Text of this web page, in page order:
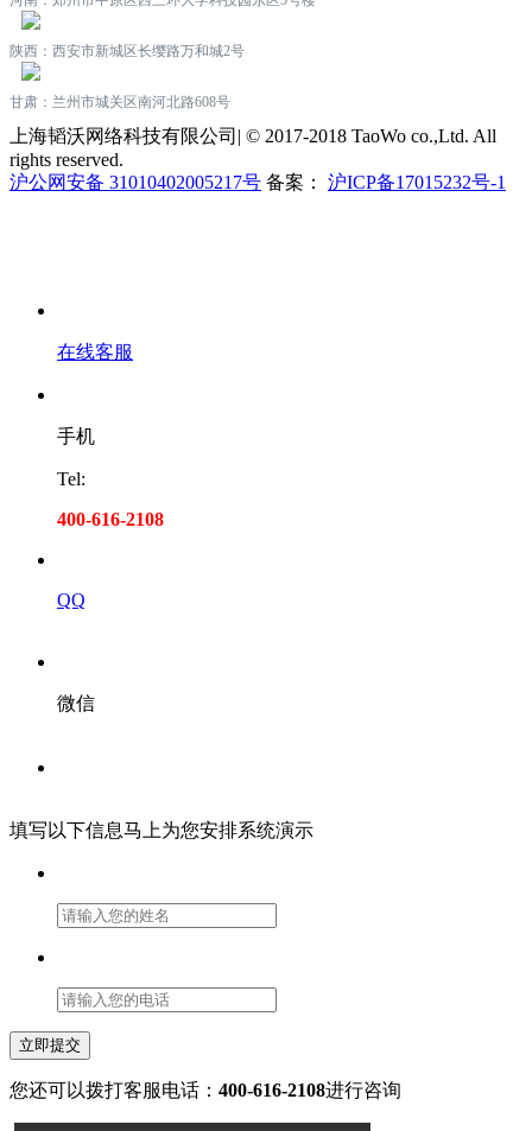
陕西：西安市新城区长缨路万和城2号
甘肃：兰州市城关区南河北路608号
上海韬沃网络科技有限公司| © 2017-2018 TaoWo co.,Ltd. All
rights reserved.
沪公网安备 31010402005217号 备案： 沪ICP备17015232号-1
在线客服
手机
Tel:
400-616-2108
QQ
微信
填写以下信息马上为您安排系统演示
立即提交
您还可以拨打客服电话： 400-616-2108进行咨询